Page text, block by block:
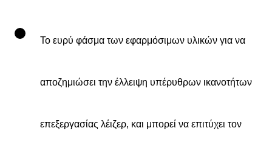
Το ευρύ φάσμα των εφαρμόσιμων υλικών για να
αποζημιώσει την έλλειψη υπέρυθρων ικανοτήτων
επεξεργασίας λέιζερ, και μπορεί να επιτύχει τον